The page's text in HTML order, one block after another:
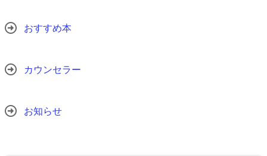
おすすめ本
カウンセラー
お知らせ